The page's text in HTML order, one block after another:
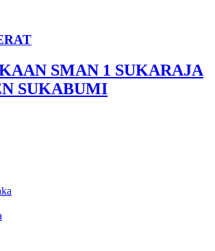
SMAN 1 SUKARAJA
SUKABUMI